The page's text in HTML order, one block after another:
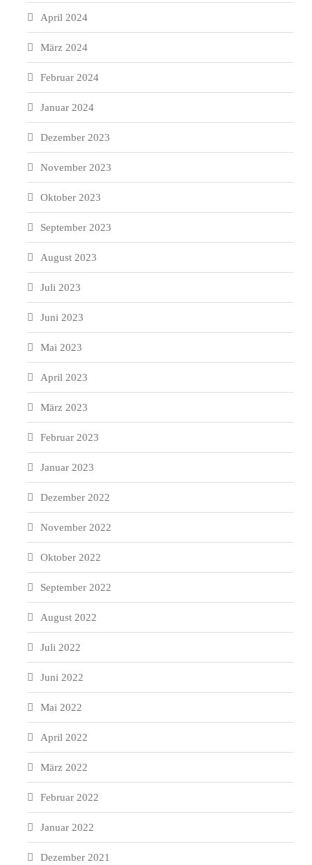
April 2024
März 2024
Februar 2024
Januar 2024
Dezember 2023
November 2023
Oktober 2023
September 2023
August 2023
Juli 2023
Juni 2023
Mai 2023
April 2023
März 2023
Februar 2023
Januar 2023
Dezember 2022
November 2022
Oktober 2022
September 2022
August 2022
Juli 2022
Juni 2022
Mai 2022
April 2022
März 2022
Februar 2022
Januar 2022
Dezember 2021